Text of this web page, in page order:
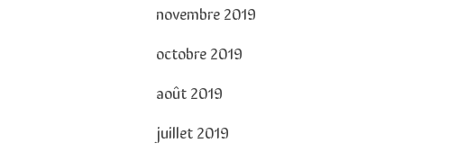
novembre 2019
octobre 2019
août 2019
juillet 2019